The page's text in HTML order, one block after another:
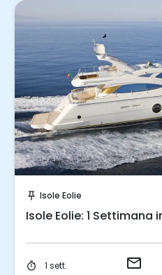
push_pin Isole Eolie
Isole Eolie: 1 Settimana
timer 1 sett. email